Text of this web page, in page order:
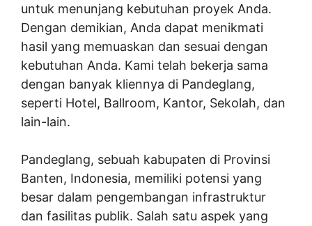
untuk menunjang kebutuhan proyek Anda.
Dengan demikian, Anda dapat menikmati
hasil yang memuaskan dan sesuai dengan
kebutuhan Anda. Kami telah bekerja sama
dengan banyak kliennya di Pandeglang,
seperti Hotel, Ballroom, Kantor, Sekolah, dan
lain-lain.
Pandeglang, sebuah kabupaten di Provinsi
Banten, Indonesia, memiliki potensi yang
besar dalam pengembangan infrastruktur
dan fasilitas publik. Salah satu aspek yang